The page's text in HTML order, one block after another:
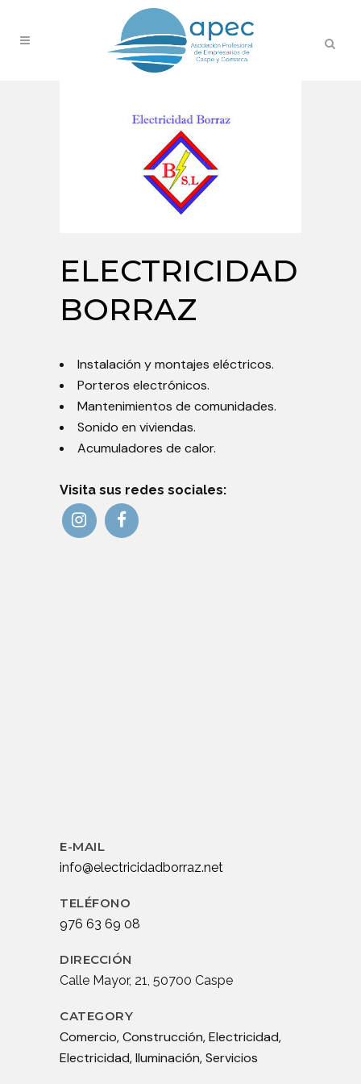
ELECTRICIDAD
BORRAZ
Instalación y montajes eléctricos.
Porteros electrónicos.
Mantenimientos de comunidades.
Sonido en viviendas.
Acumuladores de calor.
Visita sus redes sociales:
E-MAIL
info@electricidadborraz.net
TELÉFONO
976 63 69 08
DIRECCIÓN
Calle Mayor, 21, 50700 Caspe
CATEGORY
Comercio, Construcción, Electricidad,
Electricidad, Iluminación, Servicios